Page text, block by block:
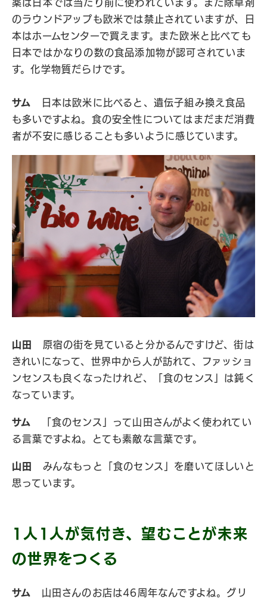
薬は日本では当たり前に使われています。また除草剤
のラウンドアップも欧米では禁止されていますが、日
本はホームセンターで買えます。また欧米と比べても
日本ではかなりの数の食品添加物が認可されていま
す。化学物質だらけです。
サム
日本は欧米に比べると、遺伝子組み換え食品
も多いですよね。食の安全性についてはまだまだ消費
者が不安に感じることも多いように感じています。
山田
原宿の街を見ていると分かるんですけど、街は
きれいになって、世界中から人が訪れて、ファッショ
ンセンスも良くなったけれど、「食のセンス」は鈍く
なっています。
サム
「食のセンス」って山田さんがよく使われてい
る言葉ですよね。とても素敵な言葉です。
山田
みんなもっと「食のセンス」を磨いてほしいと
思っています。
1人1人が気付き、望むことが未来
の世界をつくる
サム 山田さんのお店は46周年なんですよね。グリ